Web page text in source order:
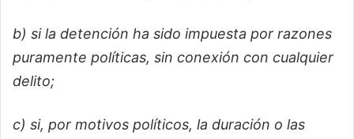
b) si la detención ha sido impuesta por razones
puramente políticas, sin conexión con cualquier
delito;
c) si, por motivos políticos, la duración o las